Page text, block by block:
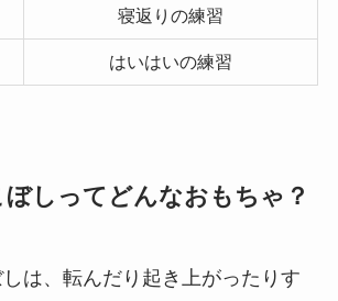
寝返りの練習
はいはいの練習
しってどんなおもちゃ？
は、転んだり起き上がったりす